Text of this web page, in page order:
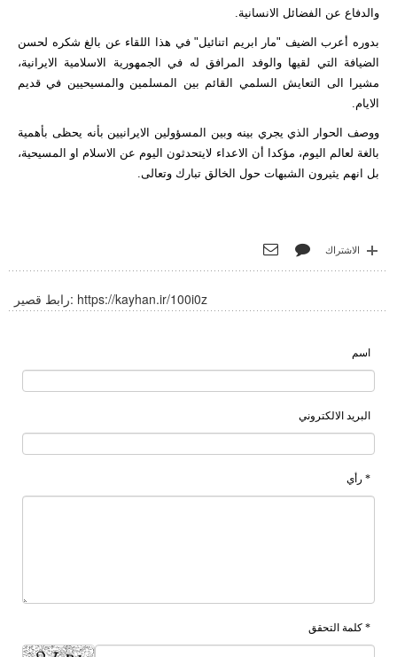
والدفاع عن الفضائل الانسانية.
بدوره أعرب الضيف "مار ابریم اتنائیل" في هذا اللقاء عن بالغ شكره لحسن
الضيافة التي لقيها والوفد المرافق له في الجمهورية الاسلامية الايرانية،
مشيرا الى التعايش السلمي القائم بين المسلمين والمسيحيين في قديم
الايام.
ووصف الحوار الذي يجري بينه وبين المسؤولين الايرانيين بأنه يحظى بأهمية
بالغة لعالم اليوم، مؤكدا أن الاعداء لايتحدثون اليوم عن الاسلام او المسيحية،
بل انهم يثيرون الشبهات حول الخالق تبارك وتعالى.
الاشتراك
رابط قصير: https://kayhan.ir/100i0z
اسم
البريد الالكتروني
* رأي
* كلمة التحقق